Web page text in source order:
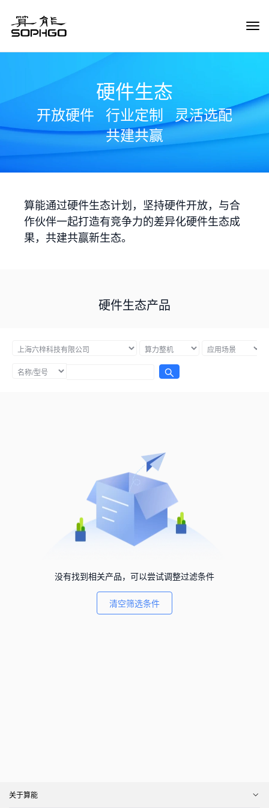
硬件生态
开放硬件 行业定制
灵活选配
共建共赢
算能通过硬件生态计划，坚持硬件开放，与合
作伙伴一起打造有竞争力的差异化硬件生态成
果，共建共赢新生态。
硬件生态产品
没有找到相关产品，可以尝试调整过滤条件
清空筛选条件
关于算能